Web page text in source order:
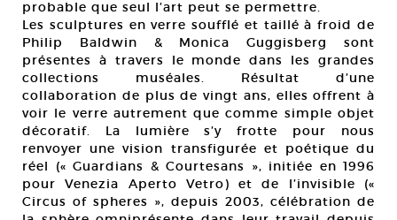
probable que seul l’art peut se permettre.
Les sculptures en verre soufflé et taillé à froid de
Philip Baldwin & Monica Guggisberg sont
présentes à travers le monde dans les grandes
collections muséales. Résultat d’une
collaboration de plus de vingt ans, elles offrent à
voir le verre autrement que comme simple objet
décoratif. La lumière s’y frotte pour nous
renvoyer une vision transfigurée et poétique du
réel (« Guardians & Courtesans », initiée en 1996
pour Venezia Aperto Vetro) et de l’invisible («
Circus of spheres », depuis 2003, célébration de